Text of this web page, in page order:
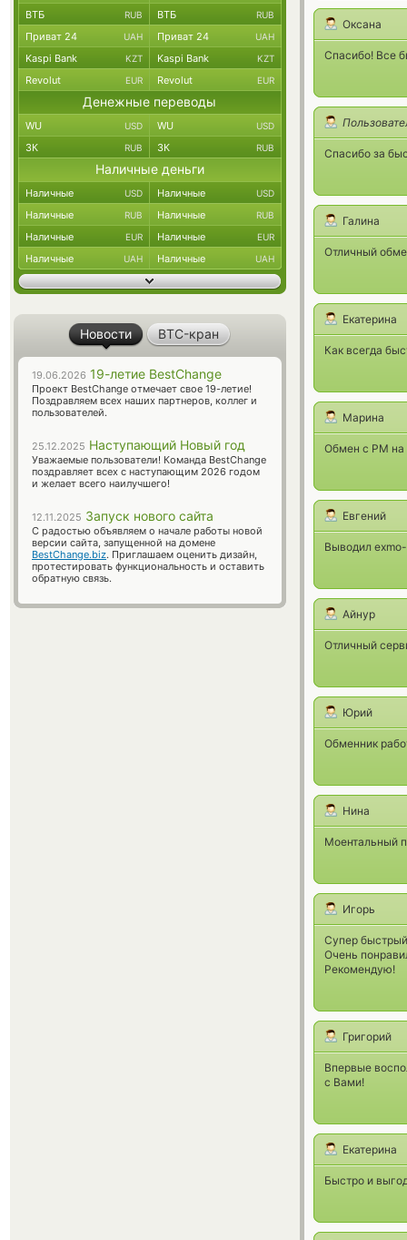
Оксана
Спасибо! Все
Спасибо за
Галина
Отличный
Екатерина
Как всегда
Марина
Обмен с РМ на
Евгений
Выводил
Айнур
Отличный
Юрий
Обменник
Нина
Моентальный
Игорь
Супер
Очень
Рекомендую!
Григорий
Впервые
с Вами!
Екатерина
Быстро и
ВТБ RUB ВТБ RUB
Приват 24 UAH Приват 24 UAH
Kaspi Bank KZT Kaspi Bank KZT
Revolut EUR Revolut EUR
Денежные переводы
WU USD WU USD
ЗК RUB ЗК RUB
Наличные деньги
Наличные USD Наличные USD
Наличные RUB Наличные RUB
Наличные EUR Наличные EUR
Наличные UAH Наличные UAH
Новости BTC-кран
19.06.2026 19-летие BestChange
Проект BestChange отмечает свое 19-летие!
Поздравляем всех наших партнеров, коллег и
пользователей.
25.12.2025 Наступающий Новый год
Уважаемые пользователи! Команда BestChange
поздравляет всех с наступающим 2026 годом
и желает всего наилучшего!
12.11.2025 Запуск нового сайта
С радостью объявляем о начале работы новой
версии сайта, запущенной на домене
BestChange.biz. Приглашаем оценить дизайн,
протестировать функциональность и оставить
обратную связь.